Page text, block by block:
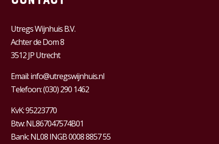
Utregs Wijnhuis B.V.
Achter de Dom 8
3512 JP Utrecht
Email:info@utregswijnhuis.nl
Telefoon:(030) 290 1462
KvK:95223770
Btw:NL867047574B01
Bank: NL08 INGB 0008 8857 55